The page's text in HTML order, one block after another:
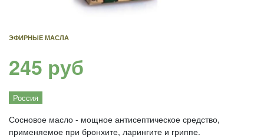
ЭФИРНЫЕ МАСЛА
245 руб
Россия
Сосновое масло - мощное антисептическое средство,
применяемое при бронхите, ларингите и гриппе.